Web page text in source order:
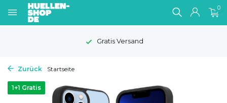
0
1-2 Werktage Lieferzeit
Zurück Startseite
1+1 Gratis